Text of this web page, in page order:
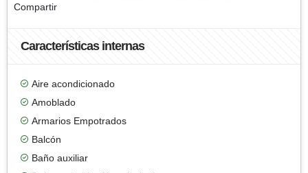
Compartir
Características internas
Aire acondicionado
Amoblado
Armarios Empotrados
Balcón
Baño auxiliar